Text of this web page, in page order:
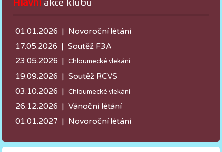
Hlavní akce klubu
01.01.2026 | Novoroční létání
17.05.2026 | Soutěž F3A
23.05.2026 | Chloumecké vlekání
19.09.2026 | Soutěž RCVS
03.10.2026 | Chloumecké vlekání
26.12.2026 | Vánoční létání
01.01.2027 | Novoroční létání